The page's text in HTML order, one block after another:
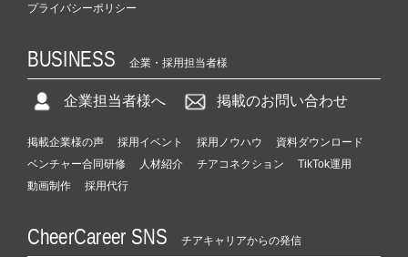
プライバシーポリシー
BUSINESS 企業・採用担当者様
企業担当者様へ 掲載のお問い合わせ
掲載企業様の声 採用イベント 採用ノウハウ
資料ダウンロード
ベンチャー合同研修
人材紹介 チアコネクション
TikTok運用
動画制作
採用代行
CheerCareer SNS チアキャリアからの発信